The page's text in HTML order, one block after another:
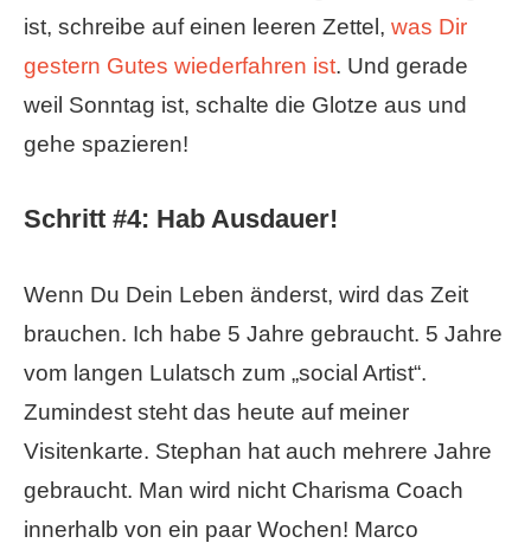
ist, schreibe auf einen leeren Zettel, was Dir
gestern Gutes wiederfahren ist. Und gerade
weil Sonntag ist, schalte die Glotze aus und
gehe spazieren!
Schritt #4: Hab Ausdauer!
Wenn Du Dein Leben änderst, wird das Zeit
brauchen. Ich habe 5 Jahre gebraucht. 5 Jahre
vom langen Lulatsch zum „social Artist“.
Zumindest steht das heute auf meiner
Visitenkarte. Stephan hat auch mehrere Jahre
gebraucht. Man wird nicht Charisma Coach
innerhalb von ein paar Wochen! Marco